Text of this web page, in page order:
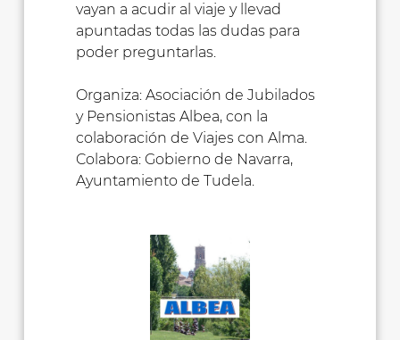
vayan a acudir al viaje y llevad
apuntadas todas las dudas para
poder preguntarlas.
Organiza: Asociación de Jubilados
y Pensionistas Albea, con la
colaboración de Viajes con Alma.
Colabora: Gobierno de Navarra,
Ayuntamiento de Tudela.